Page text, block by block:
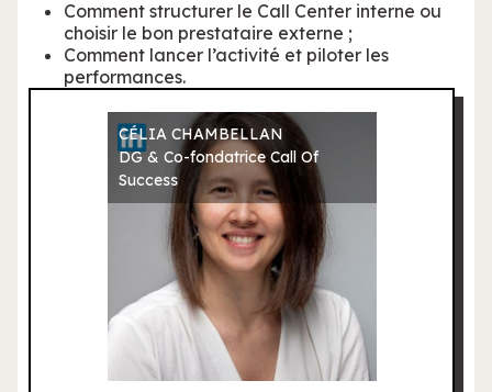
Comment structurer le Call Center interne ou
choisir le bon prestataire externe ;
Comment lancer l’activité et piloter les
performances.
CÉLIA CHAMBELLAN
DG & Co-fondatrice Call Of
Success